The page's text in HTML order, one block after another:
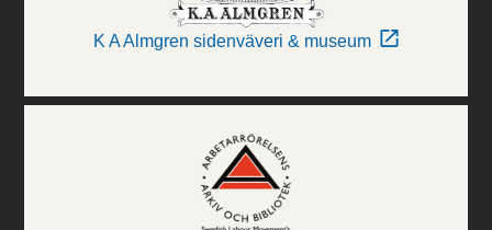
K A Almgren sidenväveri & museum